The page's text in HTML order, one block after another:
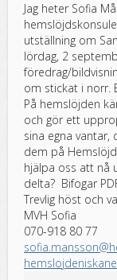
Jag heter Sofia
utställning om
lördag, 2
föredrag/
om stickat i norr.
På hemslöjden
och gör ett
sina egna
dem på
hjälpa oss att nå
delta? Bifogar
Trevlig höst och
MVH Sofia
070-918 80 77